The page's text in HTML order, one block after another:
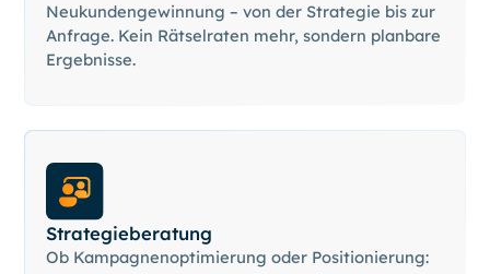
Neukundengewinnung – von der Strategie bis zur
Anfrage. Kein Rätselraten mehr, sondern planbare
Ergebnisse.
Strategieberatung
Ob Kampagnenoptimierung oder Positionierung: